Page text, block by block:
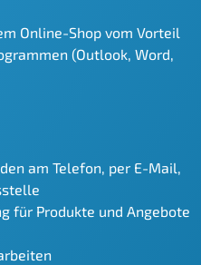
Online-Shop vom Vorteil
(Outlook, Word,
am Telefon, per E-Mail,
für Produkte und Angebote